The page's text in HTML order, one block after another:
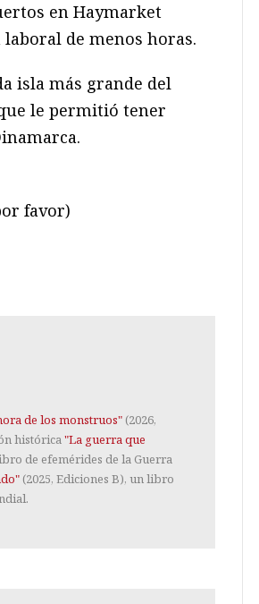
en Haymarket
de menos horas.
isla más grande del
le permitió tener
favor)
de los monstruos" (2026,
histórica "La guerra que
de efemérides de la Guerra
(2025, Ediciones B), un libro